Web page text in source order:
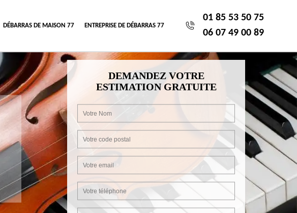
DÉBARRAS DE MAISON 77 ENTREPRISE DE DÉBARRAS 77
01 85 53 50 75
06 07 49 00 89
DEMANDEZ VOTRE
ESTIMATION GRATUITE